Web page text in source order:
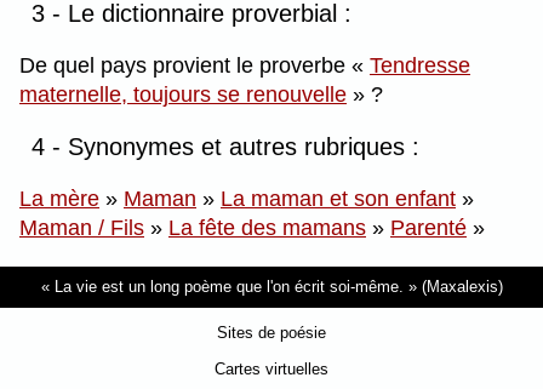
3 - Le dictionnaire proverbial :
De quel pays provient le proverbe
Tendresse
maternelle, toujours se renouvelle
?
4 - Synonymes et autres rubriques :
La mère » Maman » La maman et son enfant »
Maman / Fils » La fête des mamans » Parenté »
La vie est un long poème que l'on écrit soi-même. (Maxalexis)
Sites de poésie
Cartes virtuelles